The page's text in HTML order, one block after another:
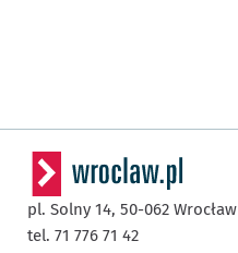
pl. Solny 14, 50-062 Wrocław
tel. 71 776 71 42